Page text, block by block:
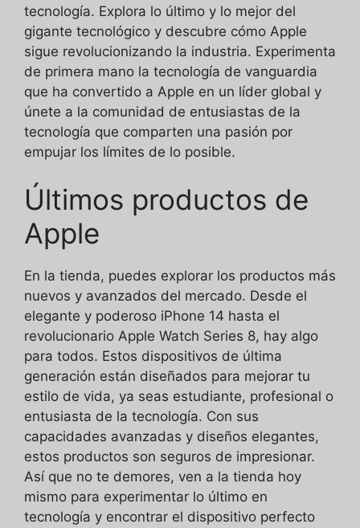
tecnología. Explora lo último y lo mejor del
gigante tecnológico y descubre cómo Apple
sigue revolucionizando la industria. Experimenta
de primera mano la tecnología de vanguardia
que ha convertido a Apple en un líder global y
únete a la comunidad de entusiastas de la
tecnología que comparten una pasión por
empujar los límites de lo posible.
Últimos productos de
Apple
En la tienda, puedes explorar los productos más
nuevos y avanzados del mercado. Desde el
elegante y poderoso iPhone 14 hasta el
revolucionario Apple Watch Series 8, hay algo
para todos. Estos dispositivos de última
generación están diseñados para mejorar tu
estilo de vida, ya seas estudiante, profesional o
entusiasta de la tecnología. Con sus
capacidades avanzadas y diseños elegantes,
estos productos son seguros de impresionar.
Así que no te demores, ven a la tienda hoy
mismo para experimentar lo último en
tecnología y encontrar el dispositivo perfecto